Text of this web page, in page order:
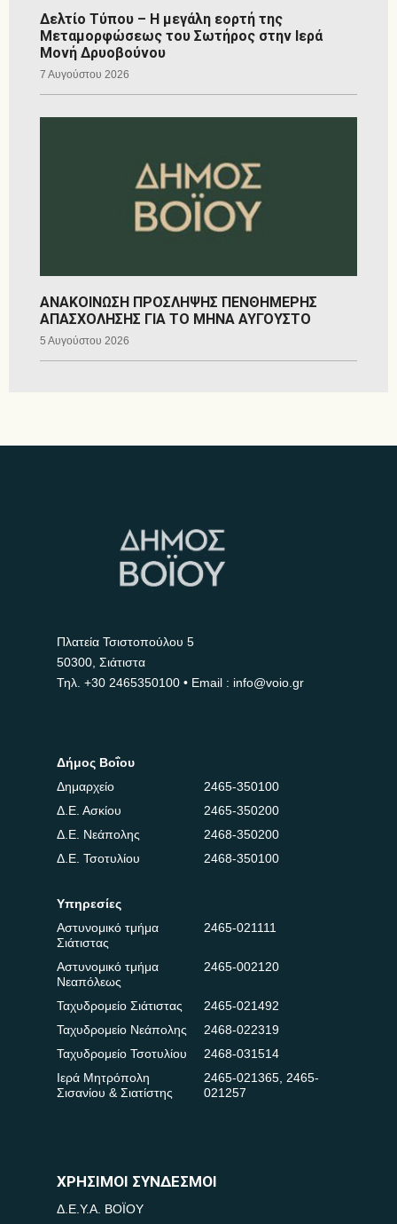
Δελτίο Τύπου – Η μεγάλη εορτή της
Μεταμορφώσεως του Σωτήρος στην Ιερά
Μονή Δρυοβούνου
7 Αυγούστου 2026
ΑΝΑΚΟΙΝΩΣΗ ΠΡΟΣΛΗΨΗΣ ΠΕΝΘΗΜΕΡΗΣ
ΑΠΑΣΧΟΛΗΣΗΣ ΓΙΑ ΤΟ ΜΗΝΑ ΑΥΓΟΥΣΤΟ
5 Αυγούστου 2026
Πλατεία Τσιστοπούλου 5
50300, Σιάτιστα
Τηλ. +30 2465350100 • Email : info@voio.gr
Δήμος Βοΐου
Δημαρχείο
2465-350100
Δ.Ε. Ασκίου
2465-350200
Δ.Ε. Νεάπολης
2468-350200
Δ.Ε. Τσοτυλίου
2468-350100
Υπηρεσίες
Αστυνομικό τμήμα
Σιάτιστας
2465-021111
Αστυνομικό τμήμα
Νεαπόλεως
2465-002120
Ταχυδρομείο Σιάτιστας
2465-021492
Ταχυδρομείο Νεάπολης
2468-022319
Ταχυδρομείο Τσοτυλίου
2468-031514
Ιερά Μητρόπολη
Σισανίου & Σιατίστης
2465-021365, 2465-
021257
ΧΡΗΣΙΜΟΙ ΣΥΝΔΕΣΜΟΙ
Δ.Ε.Υ.Α. ΒΟΪΟΥ